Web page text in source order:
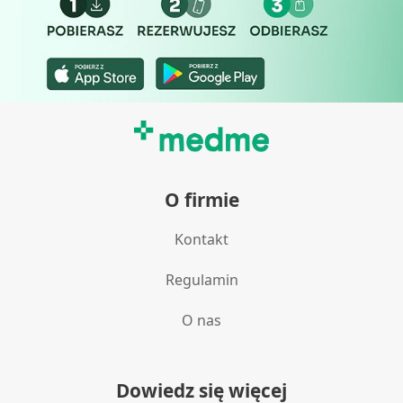
O firmie
Kontakt
Regulamin
O nas
Dowiedz się więcej
Rozumienie odbiorców dzięki statystyce lub
Rozwój i ulepszanie usług
Wykorzystywanie ograniczonych danych do
Użycie dokładnych danych
Identyfikowanie urządzeń na podstawie
Reklama / śledzenie